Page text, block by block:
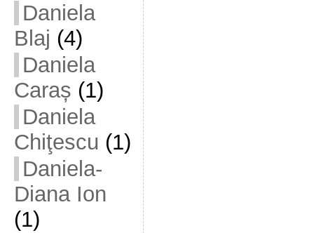
Daniela
Blaj (4)
Daniela
Caraș (1)
Daniela
Chiţescu (1)
Daniela-
Diana Ion
(1)